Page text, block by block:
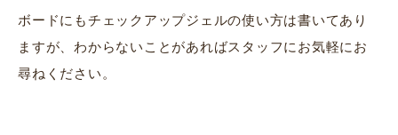
ボードにもチェックアップジェルの使い方は書いてあり
ますが、わからないことがあればスタッフにお気軽にお
尋ねください。